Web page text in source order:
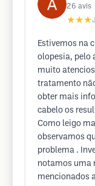
26 avis
★★★
Estivemos na
olopesia, pelo
muito
tratamento
obter mais
cabelo os
Como leigo
observamos
problema .
notamos uma
mencionados